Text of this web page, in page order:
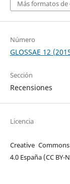
Más formatos de
Número
GLOSSAE 12
Sección
Recensiones
Licencia
Creative
4.0 España (CC BY-